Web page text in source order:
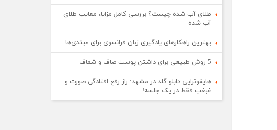
طلای آب شده چیست؟ بررسی کامل مزایا، معایب طلای
آب شده
بهترین راهکارهای یادگیری زبان فرانسوی برای مبتدی‌ها
5 روش طبیعی برای داشتن پوست صاف و شفاف
هایفوتراپی دابلو گلد در مشهد: راز رفع افتادگی صورت و
غبغب فقط در یک جلسه!